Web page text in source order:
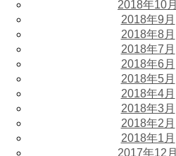
2018年10月
2018年9月
2018年8月
2018年7月
2018年6月
2018年5月
2018年4月
2018年3月
2018年2月
2018年1月
2017年12月